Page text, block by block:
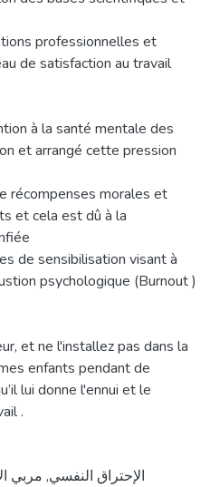
professionnelles et
de satisfaction au travail
à la santé mentale des
et arrangé cette pression
récompenses morales et
et cela est dû à la
de sensibilisation visant à
psychologique (Burnout )
et ne l'installez pas dans la
enfants pendant de
lui donne l'ennui et le
.
الإحتراق النفسي, مربي